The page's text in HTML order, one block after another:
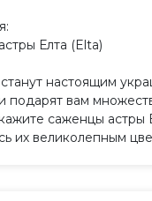
Елта (Elta)
настоящим
подарят вам
саженцы астры
их великолепным